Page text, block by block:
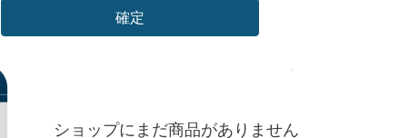
ショップにまだ商品がありません
確定